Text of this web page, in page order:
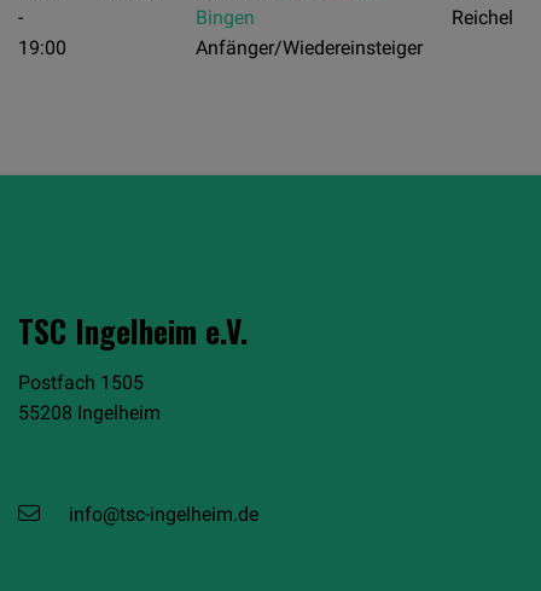
-
19:00
Bingen
Anfänger/Wiedereinsteiger
Reichel
TSC Ingelheim e.V.
Postfach 1505
55208 Ingelheim
info@tsc-ingelheim.de